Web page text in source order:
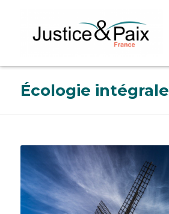
Écologie intégrale